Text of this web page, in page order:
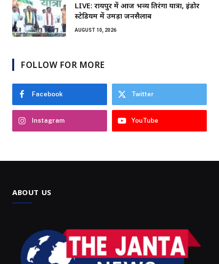
LIVE: रायपुर में आज भव्य तिरंगा यात्रा, इंडोर
स्टेडियम में उमड़ा जनसैलाब
AUGUST 10, 2026
FOLLOW FOR MORE
Facebook Twitter
Instagram YouTube
ABOUT US